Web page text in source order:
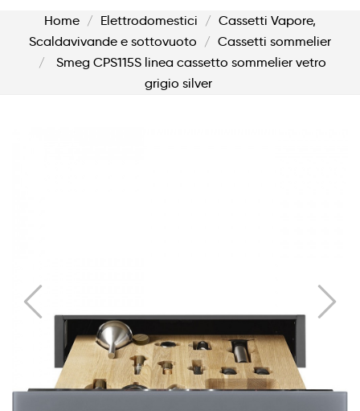
Home Elettrodomestici
Cassetti Vapore,
Scaldavivande e sottovuoto
Cassetti sommelier
Smeg CPS115S linea cassetto sommelier vetro
grigio silver